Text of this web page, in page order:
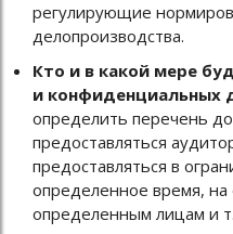
регулирующие
делопроизводства.
Кто и в какой мере
и конфиденциальных
определить перечень
предоставляться
предоставляться в
определенное время,
определенным лицам и